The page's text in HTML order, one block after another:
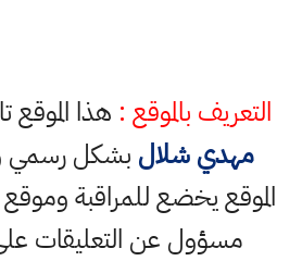
التعريف بالموقع : هذا الموقع
مهدي شلال بشكل رسمي
الموقع يخضع للمراقبة وموقع
مسؤول عن التعليقات